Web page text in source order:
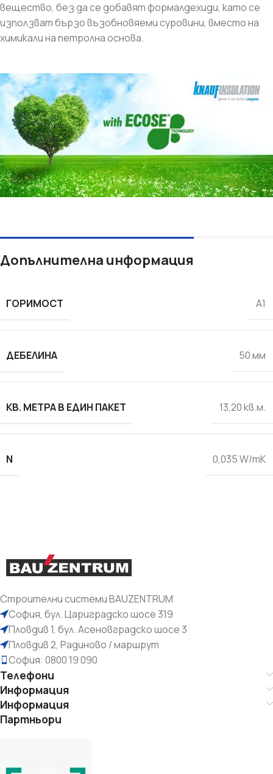
вещество, без да се добавят формалдехиди, като се
използват бързо възобновяеми суровини, вместо на
химикали на петролна основа.
Допълнителна информация
ГОРИМОСТ A1
ДЕБЕЛИНА 50 мм
КВ. МЕТРА В ЕДИН ПАКЕТ 13,20 кв.м.
N 0,035 W/mK
Строителни системи BAUZENTRUM
София, бул. Цариградско шосе 319
Пловдив 1, бул. Асеновградско шосе 3
Пловдив 2, Радиново / маршрут
София: 0800 19 090
Телефони
Информация
Информация
Партньори